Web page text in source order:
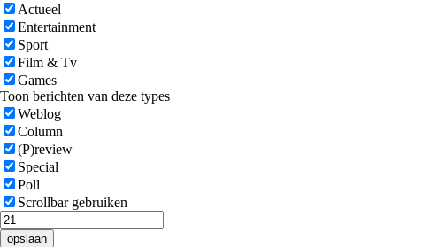
Actueel
Entertainment
Sport
Film & Tv
Games
Toon berichten van deze types
Weblog
Column
(P)review
Special
Poll
Scrollbar gebruiken
opslaan